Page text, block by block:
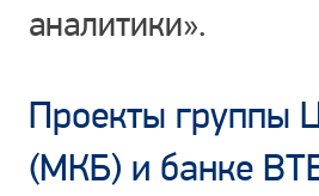
аналитики».
Проекты группы
(МКБ) и банке